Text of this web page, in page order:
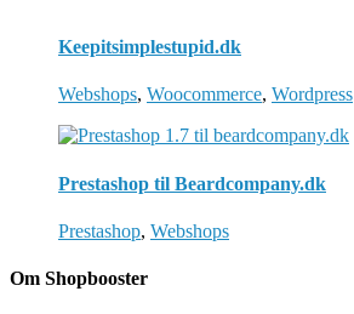
Keepitsimplestupid.dk
Webshops, Woocommerce, Wordpress
Prestashop til Beardcompany.dk
Prestashop, Webshops
Om Shopbooster